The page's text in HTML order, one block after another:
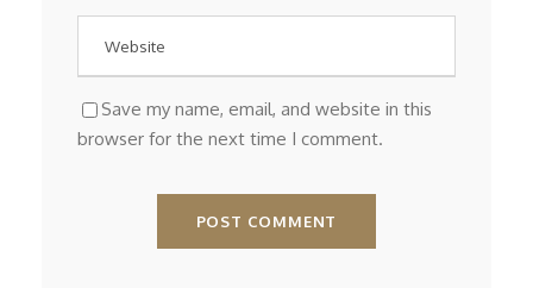
Save my name, email, and website in this
browser for the next time I comment.